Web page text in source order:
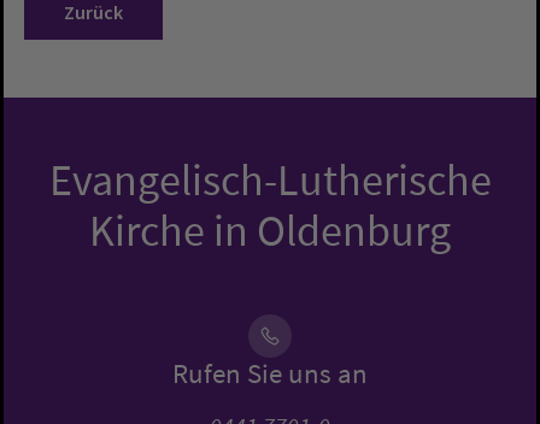
Zurück
Evangelisch-Lutherische
Kirche in Oldenburg
Rufen Sie uns an